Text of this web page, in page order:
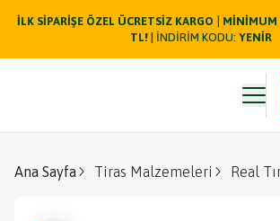
İLK SİPARİŞE ÖZEL ÜCRETSİZ KARGO
MİNİMUM
TL! | İNDİRİM KODU: YENİR
Ana Sayfa Tiras Malzemeleri Real